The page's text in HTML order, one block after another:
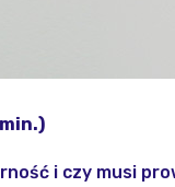
i czy musi